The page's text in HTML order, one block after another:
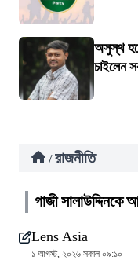
অসুস্থ হয়ে
চাইলেন
/ রাজনীতি
গাজী সালাউদ্দিনকে
Lens Asia
১ আগস্ট, ২০২৬ সকাল ০৯:১০